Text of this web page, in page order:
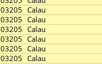
03205 Calau
03205 Calau
03205 Calau
03205 Calau
03205 Calau
03205 Calau